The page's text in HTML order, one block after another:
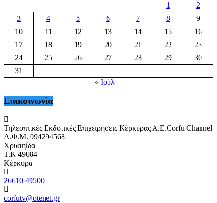
1
2
3
4 5 6 7 8
9
10
11 12 13 14 15
16
17
18 19 20 21 22
23
24
25 26 27 28 29
30
31
« Ιούλ
Επικοινωνία
Τηλεοπτικές Εκδοτικές Επιχειρήσεις Κέρκυρας Α.Ε.Corfu Channel
Α.Φ.Μ. 094294568
Χρυσηίδα
Τ.Κ 49084
Κέρκυρα
26610 49500
corfutv@otenet.gr